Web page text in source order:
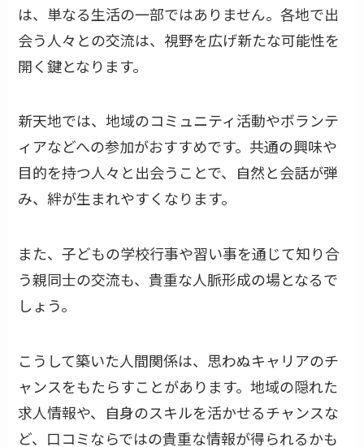
は、単なる生活の一部ではありません。各地で出
会う人々との交流は、視野を広げ新たな可能性を
開く鍵となります。
新天地では、地域のコミュニティ活動やボランテ
ィアなどへの参加がおすすめです。共通の興味や
目的を持つ人々と出会うことで、自然と会話が弾
み、絆が生まれやすくなります。
また、子どもの学校行事や習い事を通じて知り合
う親同士の交流も、貴重な人脈形成の場となるで
しょう。
こうして築いた人間関係は、思わぬキャリアのチ
ャンスをもたらすことがあります。地域の隠れた
求人情報や、自身のスキルを活かせるチャンスな
ど、口コミならではの貴重な情報が得られるかも